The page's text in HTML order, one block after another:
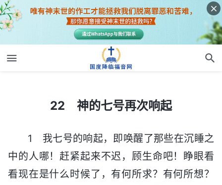
22 神的七号再次响起
1 我七号的响起，即唤醒了那些在沉睡之
中的人哪！赶紧起来不迟，顾生命吧！睁眼看
看现在是什么时候了，有何所求？有何所想？